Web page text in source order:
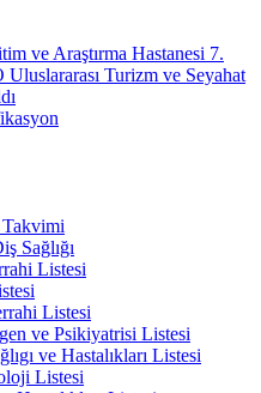
ve Araştırma Hastanesi 7.
Turizm ve Seyahat
Takvimi
Sağlığı
Listesi
Listesi
ve Psikiyatrisi Listesi
ve Hastalıkları Listesi
Listesi